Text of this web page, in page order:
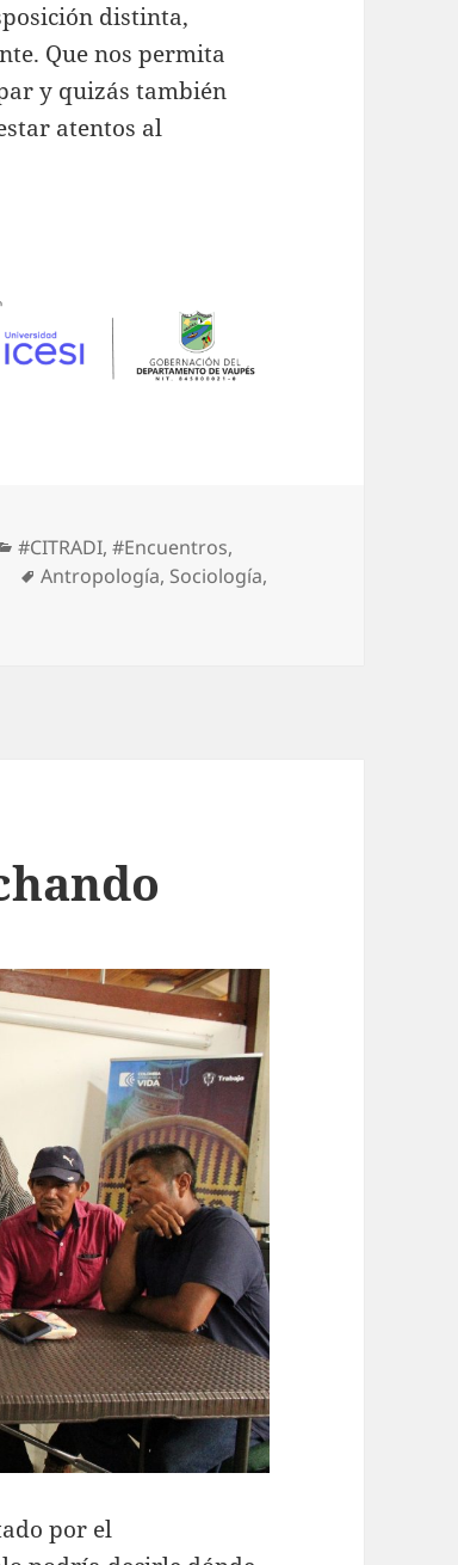
distinta,
Que nos permita
y quizás también
atentos al
#CITRADI,#Encuentros,
Antropología, Sociología,
por el